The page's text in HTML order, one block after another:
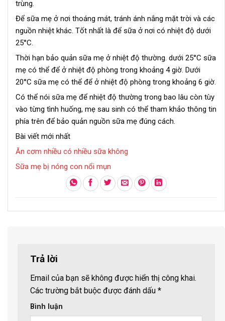
trùng.
Để sữa mẹ ở nơi thoáng mát, tránh ánh nắng mặt trời và các
nguồn nhiệt khác. Tốt nhất là để sữa ở nơi có nhiệt độ dưới
25°C.
Thời hạn bảo quản sữa mẹ ở nhiệt độ thường. dưới 25°C sữa
mẹ có thể để ở nhiệt độ phòng trong khoảng 4 giờ. Dưới
20°C sữa mẹ có thể để ở nhiệt độ phòng trong khoảng 6 giờ.
Có thể nói sữa mẹ để nhiệt độ thường trong bao lâu còn tùy
vào từng tình huống, mẹ sau sinh có thể tham khảo thông tin
phía trên để bảo quản nguồn sữa mẹ đúng cách.
Bài viết mới nhất
Ăn cơm nhiều có nhiều sữa không
Sữa mẹ bị nóng con nổi mụn
Trả lời
Email của bạn sẽ không được hiển thị công khai.
Các trường bắt buộc được đánh dấu *
Bình luận